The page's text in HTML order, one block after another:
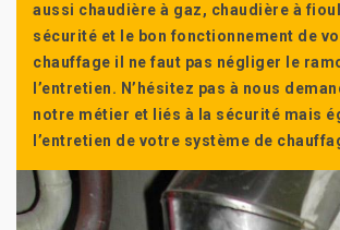
aussi chaudière à gaz, chaudière à
sécurité et le bon fonctionnement de
chauffage il ne faut pas négliger le
l’entretien. N’hésitez pas à nous
notre métier et liés à la sécurité mais
l’entretien de votre système de